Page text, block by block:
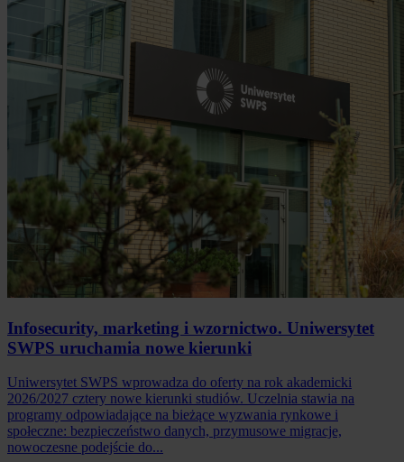
Infosecurity, marketing i wzornictwo. Uniwersytet
SWPS uruchamia nowe kierunki
Uniwersytet SWPS wprowadza do oferty na rok akademicki
2026/2027 cztery nowe kierunki studiów. Uczelnia stawia na
programy odpowiadające na bieżące wyzwania rynkowe i
społeczne: bezpieczeństwo danych, przymusowe migracje,
nowoczesne podejście do...